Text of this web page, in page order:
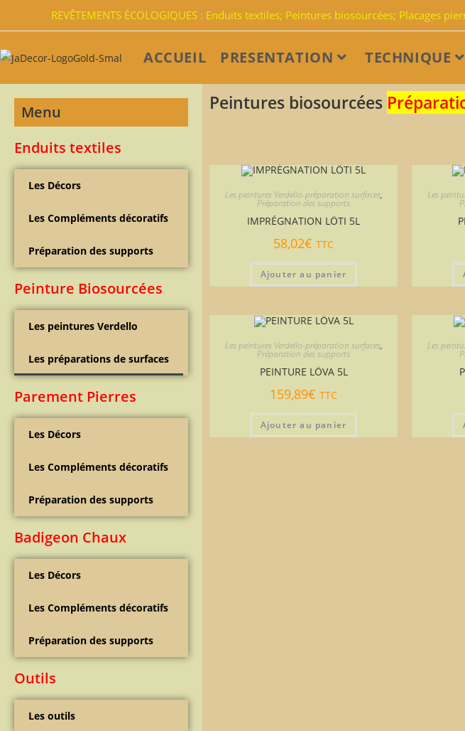
REVÊTEMENTS ÉCOLOGIQUES : Enduits textiles; Peintures biosourcées; Placages
ACCUEIL PRESENTATION TECHNIQUE
Menu
Enduits textiles
Les Décors
Les Compléments décoratifs
Préparation des supports
Peinture Biosourcées
Les peintures Verdello
Les préparations de surfaces
Parement Pierres
Les Décors
Les Compléments décoratifs
Préparation des supports
Badigeon Chaux
Les Décors
Les Compléments décoratifs
Préparation des supports
Outils
Les outils
Peintures biosourcées
Les peintures Verdello-préparation surfaces,
Préparation des supports
IMPRÉGNATION LÖTI 5L
58,02€ TTC
Ajouter au panier
Les
Les peintures Verdello-préparation surfaces,
Préparation des supports
PEINTURE LÖVA 5L
159,89€ TTC
Ajouter au panier
Les